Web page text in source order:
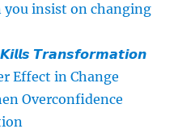
you insist on changing
𝙏𝙧𝙖𝙣𝙨𝙛𝙤𝙧𝙢𝙖𝙩𝙞𝙤𝙣
Effect in Change
Overconfidence